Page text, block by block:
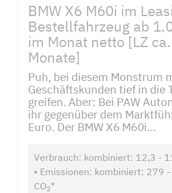
BMW X6 M60i im
Bestellfahrzeug ab
im Monat netto [LZ
Monate]
Puh, bei diesem Monstrum
Geschäftskunden tief in die
greifen. Aber: Bei PAW
ihr gegenüber dem
Euro. Der BMW X6 M60i...
Verbrauch: kombiniert: 12,3 -
• Emissionen: kombiniert: 279
CO2*